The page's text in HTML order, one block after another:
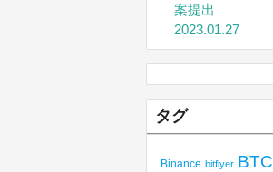
案提出
2023.01.27
タグ
Binance bitflyer BTC